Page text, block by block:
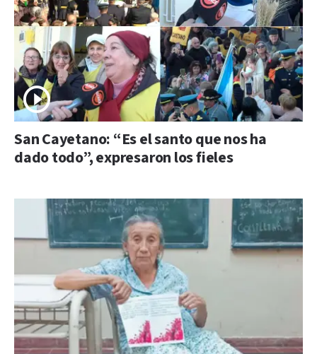
San Cayetano: “Es el santo que nos ha
dado todo”, expresaron los fieles